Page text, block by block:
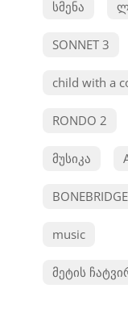
სმენა
SONNET 3
child with a
RONDO 2
მუსიკა
BONEBRIDGE
music
მეტის